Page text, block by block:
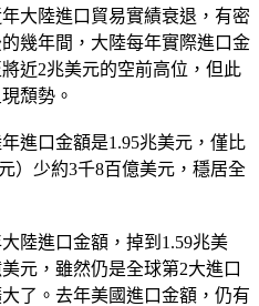
大陸進口貿易實績衰退，有密
幾年間，大陸每年實際進口金
近2兆美元的空前高位，但此
頹勢。
進口金額是1.95兆美元，僅比
）少約3千8百億美元，穩居全
陸進口金額，掉到1.59兆美
元，雖然仍是全球第2大進口
了。去年美國進口金額，仍有